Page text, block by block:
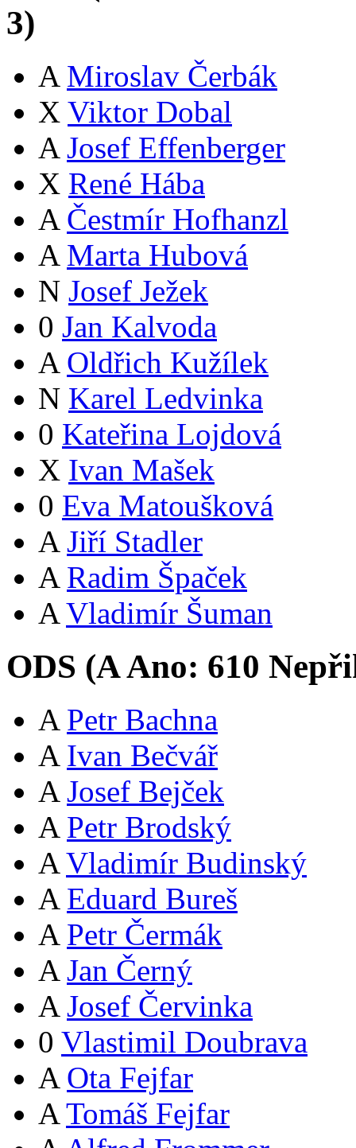
3)
A Miroslav Čerbák
X Viktor Dobal
A Josef Effenberger
X René Hába
A Čestmír Hofhanzl
A Marta Hubová
N Josef Ježek
0 Jan Kalvoda
A Oldřich Kužílek
N Karel Ledvinka
0 Kateřina Lojdová
X Ivan Mašek
0 Eva Matoušková
A Jiří Stadler
A Radim Špaček
A Vladimír Šuman
ODS (AAno: 610
A Petr Bachna
A Ivan Bečvář
A Josef Bejček
A Petr Brodský
A Vladimír Budinský
A Eduard Bureš
A Petr Čermák
A Jan Černý
A Josef Červinka
0 Vlastimil Doubrava
A Ota Fejfar
A Tomáš Fejfar